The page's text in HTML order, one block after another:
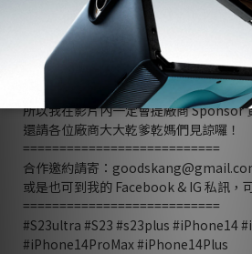
exposure, all reference / credit is
description for viewers, any content
violated or unclear please feel free to
=========廠商專區==========
工商影片秉持公開、公正原則
所以我在影片內一定會提廠商 Sponsor
還請各位廠商大大乾爹乾媽們見諒囉！
===========================
合作邀約請寄：
或是也可到我的 Facebook & IG 私訊，
===========================
#S23ultra #S23 #s23plus #iPhone14
#iPhone14ProMax #iPhone14Plus